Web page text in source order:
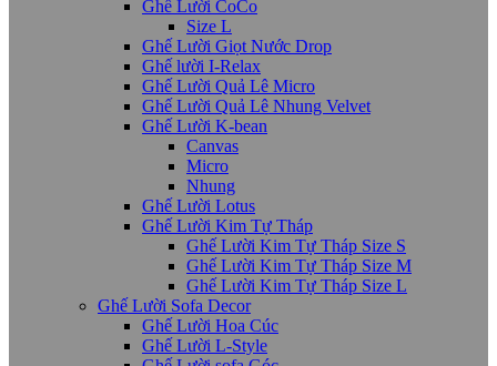
Ghế Lười CoCo
Size L
Ghế Lười Giọt Nước Drop
Ghế lười I-Relax
Ghế Lười Quả Lê Micro
Ghế Lười Quả Lê Nhung Velvet
Ghế Lười K-bean
Canvas
Micro
Nhung
Ghế Lười Lotus
Ghế Lười Kim Tự Tháp
Ghế Lười Kim Tự Tháp Size S
Ghế Lười Kim Tự Tháp Size M
Ghế Lười Kim Tự Tháp Size L
Ghế Lười Sofa Decor
Ghế Lười Hoa Cúc
Ghế Lười L-Style